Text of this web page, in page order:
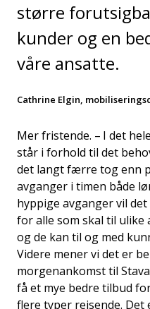
større
kunder og en
våre ansatte.
Cathrine Elgin,
Mer fristende. – I det
står i forhold til det
det langt færre tog enn
avganger i timen både
hyppige avganger vil
for alle som skal til ulike
og de kan til og med
Videre mener vi det er
morgenankomst til
få et mye bedre tilbud
flere typer reisende.